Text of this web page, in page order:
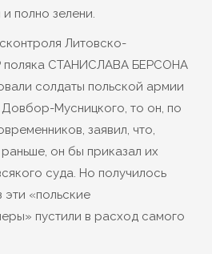
полно зелени.
Литовско-
поляка СТАНИСЛАВА БЕРСОНА
солдаты польской армии
Мусницкого, то он, по
заявил, что,
он бы приказал их
суда. Но получилось
эти «польские
пустили в расход самого